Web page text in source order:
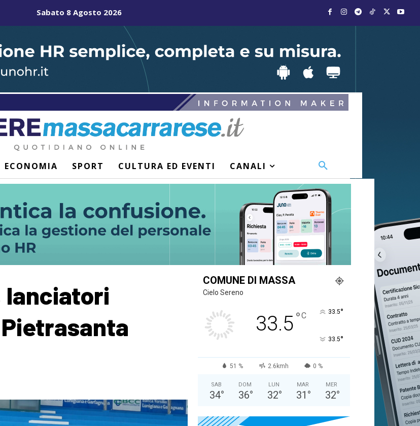
Sabato 8 Agosto 2026
ECONOMIA SPORT CULTURA ED EVENTI CANALI
lanciatori
COMUNE DI MASSA
Cielo Sereno
33.5°C 33.5°
33.5°
51 % 2.6kmh 0 %
SAB
34°
DOM
36°
LUN
32°
MAR
31 °
MER
32°